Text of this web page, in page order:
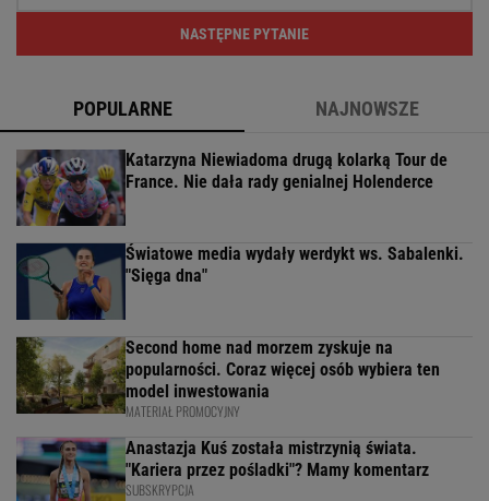
NASTĘPNE PYTANIE
POPULARNE NAJNOWSZE
Katarzyna Niewiadoma drugą kolarką Tour de
France. Nie dała rady genialnej Holenderce
Światowe media wydały werdykt ws. Sabalenki.
"Sięga dna"
Second home nad morzem zyskuje na
popularności. Coraz więcej osób wybiera ten
model inwestowania
MATERIAŁ PROMOCYJNY
Anastazja Kuś została mistrzynią świata.
"Kariera przez pośladki"? Mamy komentarz
SUBSKRYPCJA